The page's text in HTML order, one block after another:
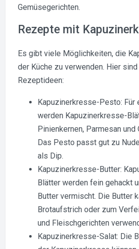
Gemüsegerichten.
Rezepte mit
Es gibt viele Möglichkeiten, die
der Küche zu verwenden. Hier
Rezeptideen:
Kapuzinerkresse-Pesto: Für
werden Kapuzinerkresse-
Pinienkernen, Parmesan und
Das Pesto passt gut zu
als Dip.
Kapuzinerkresse-Butter:
Blätter werden fein gehackt
Butter vermischt. Die Butter
Brotaufstrich oder zum
und Fleischgerichten
Kapuzinerkresse-Salat: Die